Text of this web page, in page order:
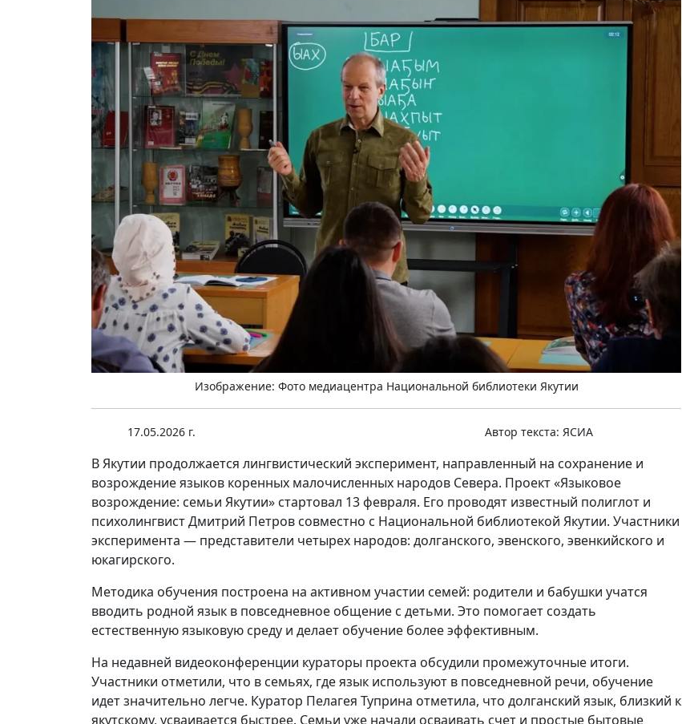
Изображение: Фото медиацентра Национальной библиотеки Якутии
17.05.2026 г. Автор текста: ЯСИА
В Якутии продолжается лингвистический эксперимент, направленный на сохранение и
возрождение языков коренных малочисленных народов Севера. Проект «Языковое
возрождение: семьи Якутии» стартовал 13 февраля. Его проводят известный полиглот и
психолингвист Дмитрий Петров совместно с Национальной библиотекой Якутии. Участники
эксперимента — представители четырех народов: долганского, эвенского, эвенкийского и
юкагирского.
Методика обучения построена на активном участии семей: родители и бабушки учатся
вводить родной язык в повседневное общение с детьми. Это помогает создать
естественную языковую среду и делает обучение более эффективным.
На недавней видеоконференции кураторы проекта обсудили промежуточные итоги.
Участники отметили, что в семьях, где язык используют в повседневной речи, обучение
идет значительно легче. Куратор Пелагея Туприна отметила, что долганский язык, близкий к
якутскому, усваивается быстрее. Семьи уже начали осваивать счет и простые бытовые